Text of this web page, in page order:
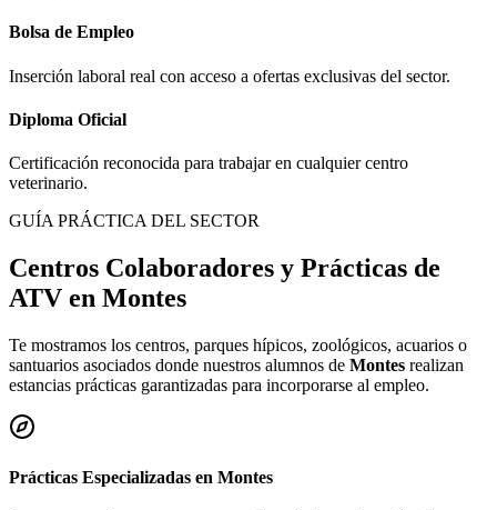
Bolsa de Empleo
Inserción laboral real con acceso a ofertas exclusivas del sector.
Diploma Oficial
Certificación reconocida para trabajar en cualquier centro
veterinario.
GUÍA PRÁCTICA DEL SECTOR
Centros Colaboradores y Prácticas de
ATV en Montes
Te mostramos los centros, parques hípicos, zoológicos, acuarios o
santuarios asociados donde nuestros alumnos de Montes realizan
estancias prácticas garantizadas para incorporarse al empleo.
Prácticas Especializadas en Montes